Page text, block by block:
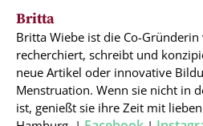
Britta
Britta Wiebe ist die Co-
recherchiert, schreibt und
neue Artikel oder innovative
Menstruation. Wenn sie nicht in
ist, genießt sie ihre Zeit mit